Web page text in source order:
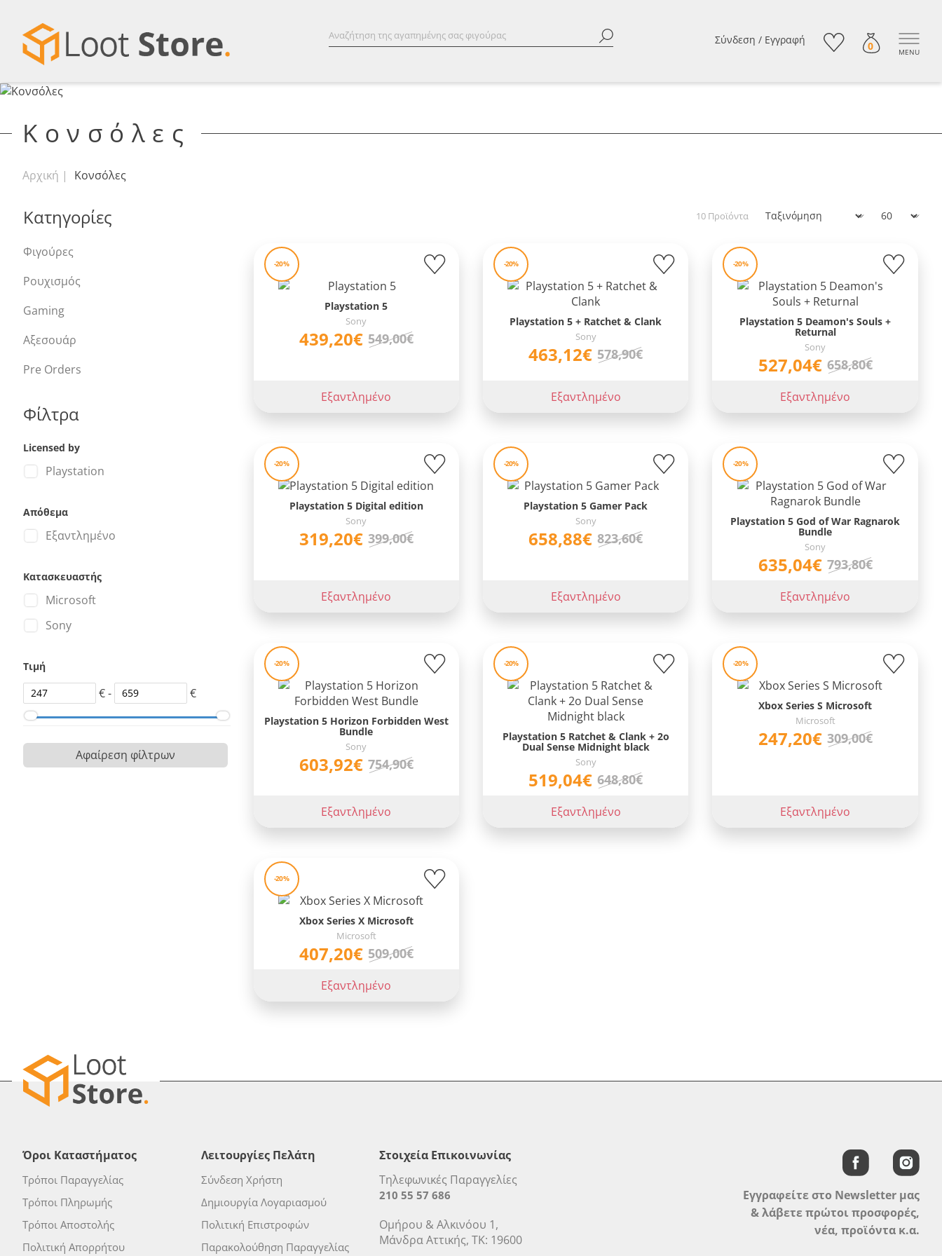
Σύνδεση / Εγγραφή 0 MENU
Κονσόλες
Αρχική Κονσόλες
Κατηγορίες
Φιγούρες
Ρουχισμός
Gaming
Αξεσουάρ
Pre Orders
Φίλτρα
Licensed by
Playstation
Απόθεμα
Εξαντλημένο
Κατασκευαστής
Microsoft
Sony
Τιμή
€ - €
Αφαίρεση φίλτρων
10 Προϊόντα Ταξινόμηση Εμφάνιση:
-20%
Playstation 5
Sony
439,20€ 549,00€
Εξαντλημένο
-20%
Playstation 5 + Ratchet & Clank
Sony
463,12€ 578,90€
Εξαντλημένο
-20%
Playstation 5 Deamon's Souls +
Returnal
Sony
527,04€ 658,80€
Εξαντλημένο
-20%
Playstation 5 Digital edition
Sony
319,20€ 399,00€
Εξαντλημένο
-20%
Playstation 5 Gamer Pack
Sony
658,88€ 823,60€
Εξαντλημένο
-20%
Playstation 5 God of War Ragnarok
Bundle
Sony
635,04€ 793,80€
Εξαντλημένο
-20%
Playstation 5 Horizon Forbidden West
Bundle
Sony
603,92€ 754,90€
Εξαντλημένο
-20%
Playstation 5 Ratchet & Clank + 2o
Dual Sense Midnight black
Sony
519,04€ 648,80€
Εξαντλημένο
-20%
Xbox Series S Microsoft
Microsoft
247,20€ 309,00€
Εξαντλημένο
-20%
Xbox Series X Microsoft
Microsoft
407,20€ 509,00€
Εξαντλημένο
Όροι Καταστήματος
Τρόποι Παραγγελίας
Τρόποι Πληρωμής
Τρόποι Αποστολής
Πολιτική Απορρήτου
Λειτουργίες Πελάτη
Σύνδεση Χρήστη
Δημιουργία Λογαριασμού
Πολιτική Επιστροφών
Παρακολούθηση Παραγγελίας
Στοιχεία Επικοινωνίας
Τηλεφωνικές Παραγγελίες
210 55 57 686
Ομήρου & Αλκινόου 1,
Μάνδρα Αττικής, ΤΚ: 19600
Εγγραφείτε στο Newsletter μας
& λάβετε πρώτοι προσφορές,
νέα, προϊόντα κ.α.